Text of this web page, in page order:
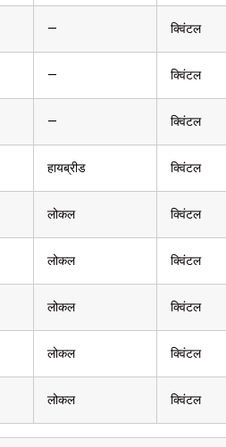
— क्विंटल
— क्विंटल
— क्विंटल
हायब्रीड क्विंटल
लोकल क्विंटल
लोकल क्विंटल
लोकल क्विंटल
लोकल क्विंटल
लोकल क्विंटल